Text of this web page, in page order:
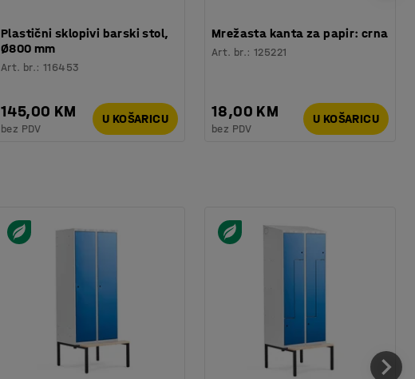
Plastični sklopivi barski stol,
Ø800 mm
Art. br.:116453
145,00 KM
bez PDV
U KOŠARICU
Mrežasta kanta za papir: crna
Art. br.:125221
18,00 KM
bez PDV
U KOŠARICU